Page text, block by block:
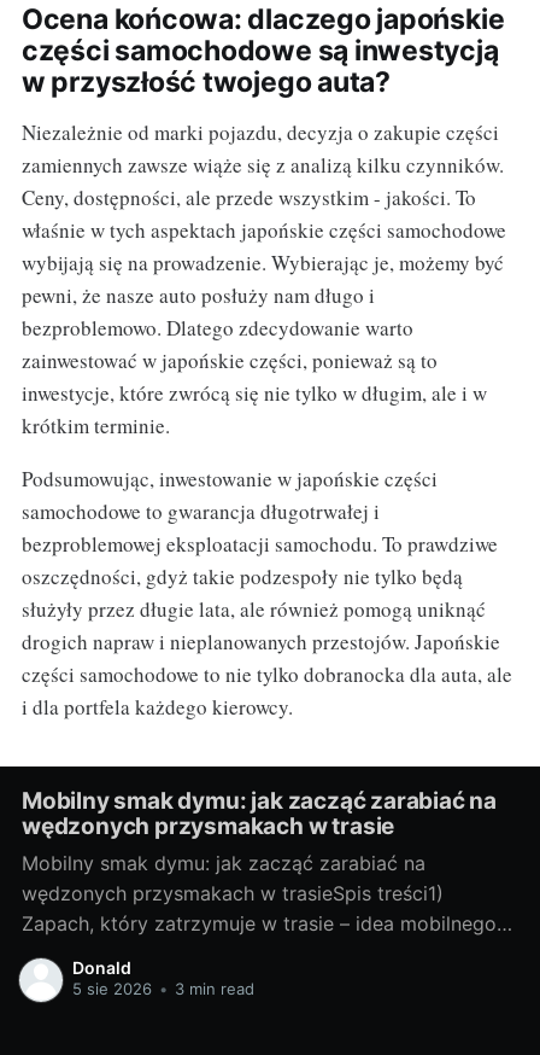
Ocena końcowa: dlaczego japońskie
części samochodowe są inwestycją
w przyszłość twojego auta?
Niezależnie od marki pojazdu, decyzja o zakupie części
zamiennych zawsze wiąże się z analizą kilku czynników.
Ceny, dostępności, ale przede wszystkim - jakości. To
właśnie w tych aspektach japońskie części samochodowe
wybijają się na prowadzenie. Wybierając je, możemy być
pewni, że nasze auto posłuży nam długo i
bezproblemowo. Dlatego zdecydowanie warto
zainwestować w japońskie części, ponieważ są to
inwestycje, które zwrócą się nie tylko w długim, ale i w
krótkim terminie.
Podsumowując, inwestowanie w japońskie części
samochodowe to gwarancja długotrwałej i
bezproblemowej eksploatacji samochodu. To prawdziwe
oszczędności, gdyż takie podzespoły nie tylko będą
służyły przez długie lata, ale również pomogą uniknąć
drogich napraw i nieplanowanych przestojów. Japońskie
części samochodowe to nie tylko dobranocka dla auta, ale
i dla portfela każdego kierowcy.
Mobilny smak dymu: jak zacząć zarabiać na
wędzonych przysmakach w trasie
Mobilny smak dymu: jak zacząć zarabiać na
wędzonych przysmakach w trasieSpis treści1)
Zapach, który zatrzymuje w trasie – idea mobilnego
wędzenia- Dlaczego dym “sprzedaje się” na kołach-
Kto kupuje: kierowcy, turyści, lokalni- Gdzie stanąć:
Donald
5 sie 2026 • 3 min read